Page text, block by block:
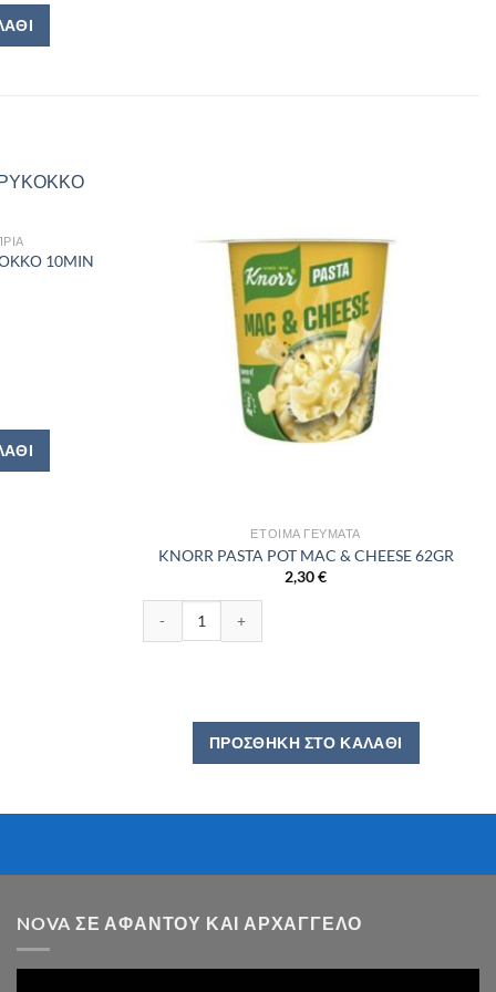
10MIN
ΈΤΟΙΜΑ ΓΕΎΜΑΤΑ
KNORR PASTA POT MAC & CHEESE 62GR
2,30€
ΠΡΟΣΘΉΚΗ ΣΤΟ ΚΑΛΆΘΙ
NOVA ΣΕ ΑΦΆΝΤΟΥ ΚΑΙ ΑΡΧΆΓΓΕΛΟ